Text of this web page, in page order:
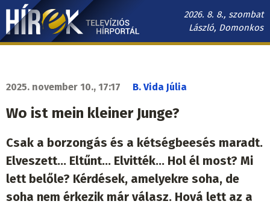
Ugrás
tartalomra
2026. 8. 8., szombat
László, Domonkos
Hírek.sk
2025. november 10., 17:17 B. Vida Júlia
Wo ist mein kleiner Junge?
Csak a borzongás és a kétségbeesés maradt.
Elveszett… Eltűnt… Elvitték… Hol él most? Mi
lett belőle? Kérdések, amelyekre soha, de
soha nem érkezik már válasz. Hová lett az a